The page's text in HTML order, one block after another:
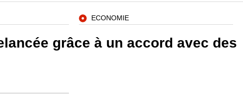
grâce à un accord avec des
ECONOMIE